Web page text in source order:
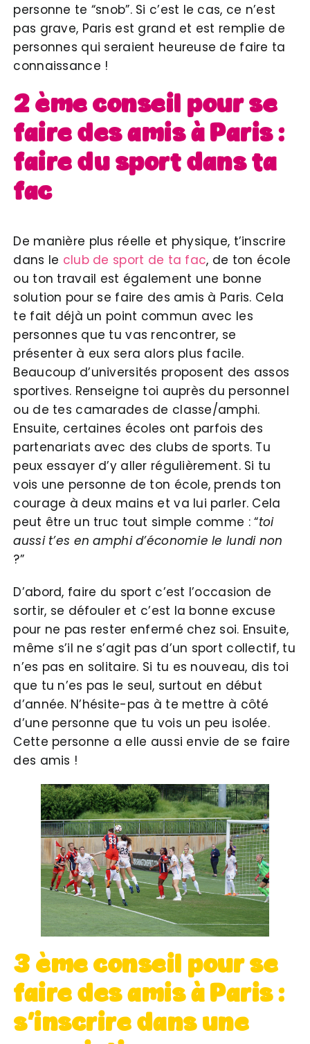
personne te “snob”. Si c’est le cas, ce n’est
pas grave, Paris est grand et est remplie de
personnes qui seraient heureuse de faire ta
connaissance !
2 ème conseil pour se
faire des amis à Paris :
faire du sport dans ta
fac
De manière plus réelle et physique, t’inscrire
dans le club de sport de ta fac, de ton école
ou ton travail est également une bonne
solution pour se faire des amis à Paris. Cela
te fait déjà un point commun avec les
personnes que tu vas rencontrer, se
présenter à eux sera alors plus facile.
Beaucoup d’universités proposent des assos
sportives. Renseigne toi auprès du personnel
ou de tes camarades de classe/amphi.
Ensuite, certaines écoles ont parfois des
partenariats avec des clubs de sports. Tu
peux essayer d’y aller régulièrement. Si tu
vois une personne de ton école, prends ton
courage à deux mains et va lui parler. Cela
peut être un truc tout simple comme : “toi
aussi t’es en amphi d’économie le lundi non
?”
D’abord, faire du sport c’est l’occasion de
sortir, se défouler et c’est la bonne excuse
pour ne pas rester enfermé chez soi. Ensuite,
même s’il ne s’agit pas d’un sport collectif, tu
n’es pas en solitaire. Si tu es nouveau, dis toi
que tu n’es pas le seul, surtout en début
d’année. N’hésite-pas à te mettre à côté
d’une personne que tu vois un peu isolée.
Cette personne a elle aussi envie de se faire
des amis !
3 ème conseil pourse
faire des amis à Paris :
s’inscrire dans une